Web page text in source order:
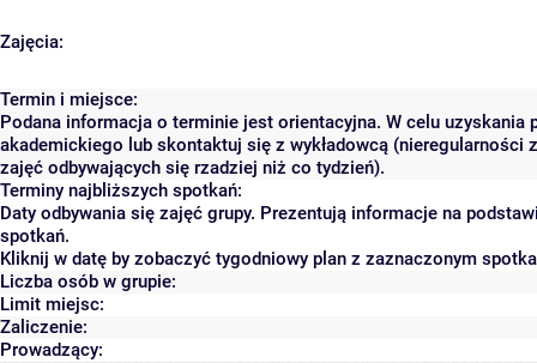
Zajęcia:
Termin i miejsce:
Podana informacja o terminie jest orientacyjna. W celu
akademickiego lub skontaktuj się z wykładowcą (nieregularności
zajęć odbywających się rzadziej niż co tydzień).
Terminy najbliższych spotkań:
Daty odbywania się zajęć grupy. Prezentują informacje na
spotkań.
Kliknij w datę by zobaczyć tygodniowy plan z zaznaczonym
Liczba osób w grupie:
Limit miejsc:
Zaliczenie:
Prowadzący: